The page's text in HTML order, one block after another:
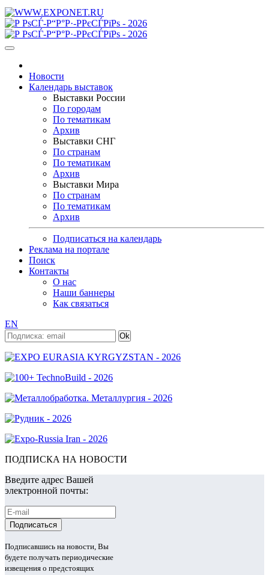
Новости
Календарь выставок
Выставки России
По городам
По тематикам
Архив
Выставки СНГ
По странам
По тематикам
Архив
Выставки Мира
По странам
По тематикам
Архив
Подписаться на календарь
Реклама на портале
Поиск
Контакты
О нас
Наши баннеры
Как связаться
EN
ПОДПИСКА НА НОВОСТИ
Введите адрес Вашей
электронной почты:
Подписавшись на новости, Вы
будете получать периодические
извещения о предстоящих